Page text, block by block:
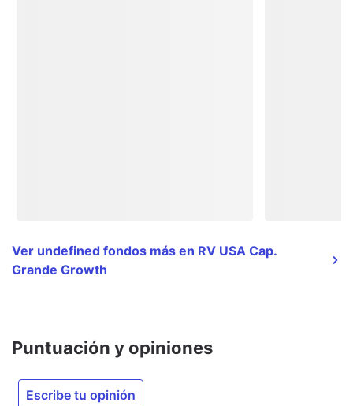
Ver undefined fondos más en RV USA Cap.
Grande Growth
Puntuación y opiniones
Escribe tu opinión